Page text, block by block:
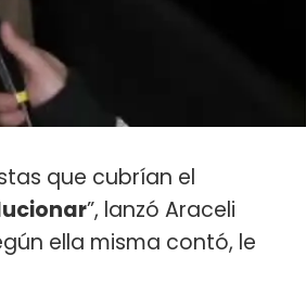
que cubrían el
”, lanzó Araceli
ella misma contó, le